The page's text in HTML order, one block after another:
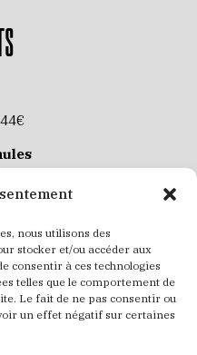
nous utilisons des
stocker et/ou accéder aux
consentir à ces technologies
telles que le comportement de
Le fait de ne pas consentir ou
un effet négatif sur certaines
35€
MES PLACES